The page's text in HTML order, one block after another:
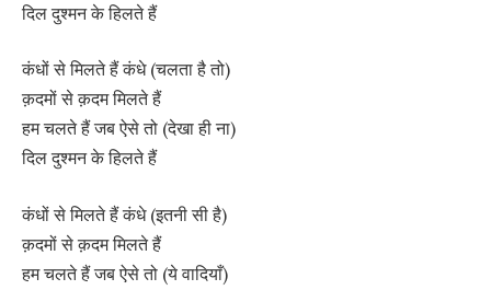
दिल दुश्मन के हिलते हैं
कंधों से मिलते हैं कंधे (चलता है तो)
क़दमों से क़दम मिलते हैं
हम चलते हैं जब ऐसे तो (देखा ही ना)
दिल दुश्मन के हिलते हैं
कंधों से मिलते हैं कंधे (इतनी सी है)
क़दमों से क़दम मिलते हैं
हम चलते हैं जब ऐसे तो (ये वादियाँ)